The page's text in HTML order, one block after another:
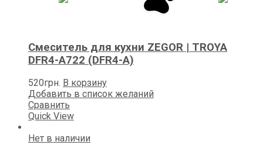
Смеситель для кухни ZEGOR | TROYA
DFR4-А722 (DFR4-A)
520грн. В корзину
Добавить в список желаний
Сравнить
Quick View
Нет в наличии